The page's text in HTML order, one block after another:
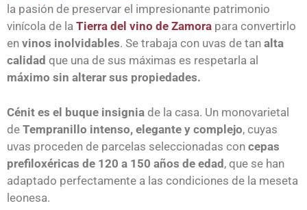
la pasión de preservar el impresionante patrimonio
vinícola de la Tierra del vino de Zamora para convertirlo
en vinos inolvidables. Se trabaja con uvas de tan alta
calidad que una de sus máximas es respetarla al
máximo sin alterar sus propiedades.
Cénit es el buque insignia de la casa. Un monovarietal
de Tempranillo intenso, elegante y complejo, cuyas
uvas proceden de parcelas seleccionadas con cepas
prefiloxéricas de 120 a 150 años de edad, que se han
adaptado perfectamente a las condiciones de la meseta
leonesa.